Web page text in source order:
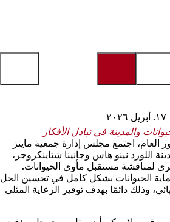
١٧. أبريل ٢٠٢٦
والمدينة في تبادل الأفكار
العام، اجتمع مجلس إدارة جمعية ماينز
اللورد نينو هاس وجانينا شتاينكروجر،
لمناقشة مستقبل مأوى الحيوانات.
الحيوانات بشكل كامل في تحسين الحل
وذلك دائمًا بهدف توفير الرعاية المثلى